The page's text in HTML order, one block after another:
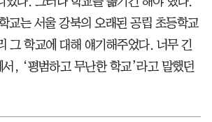
교는 서울 강북의 오래된 공립 초등학교
그 학교에 대해 얘기해주었다. 너무 긴
, ‘평범하고 무난한 학교’라고 말했던